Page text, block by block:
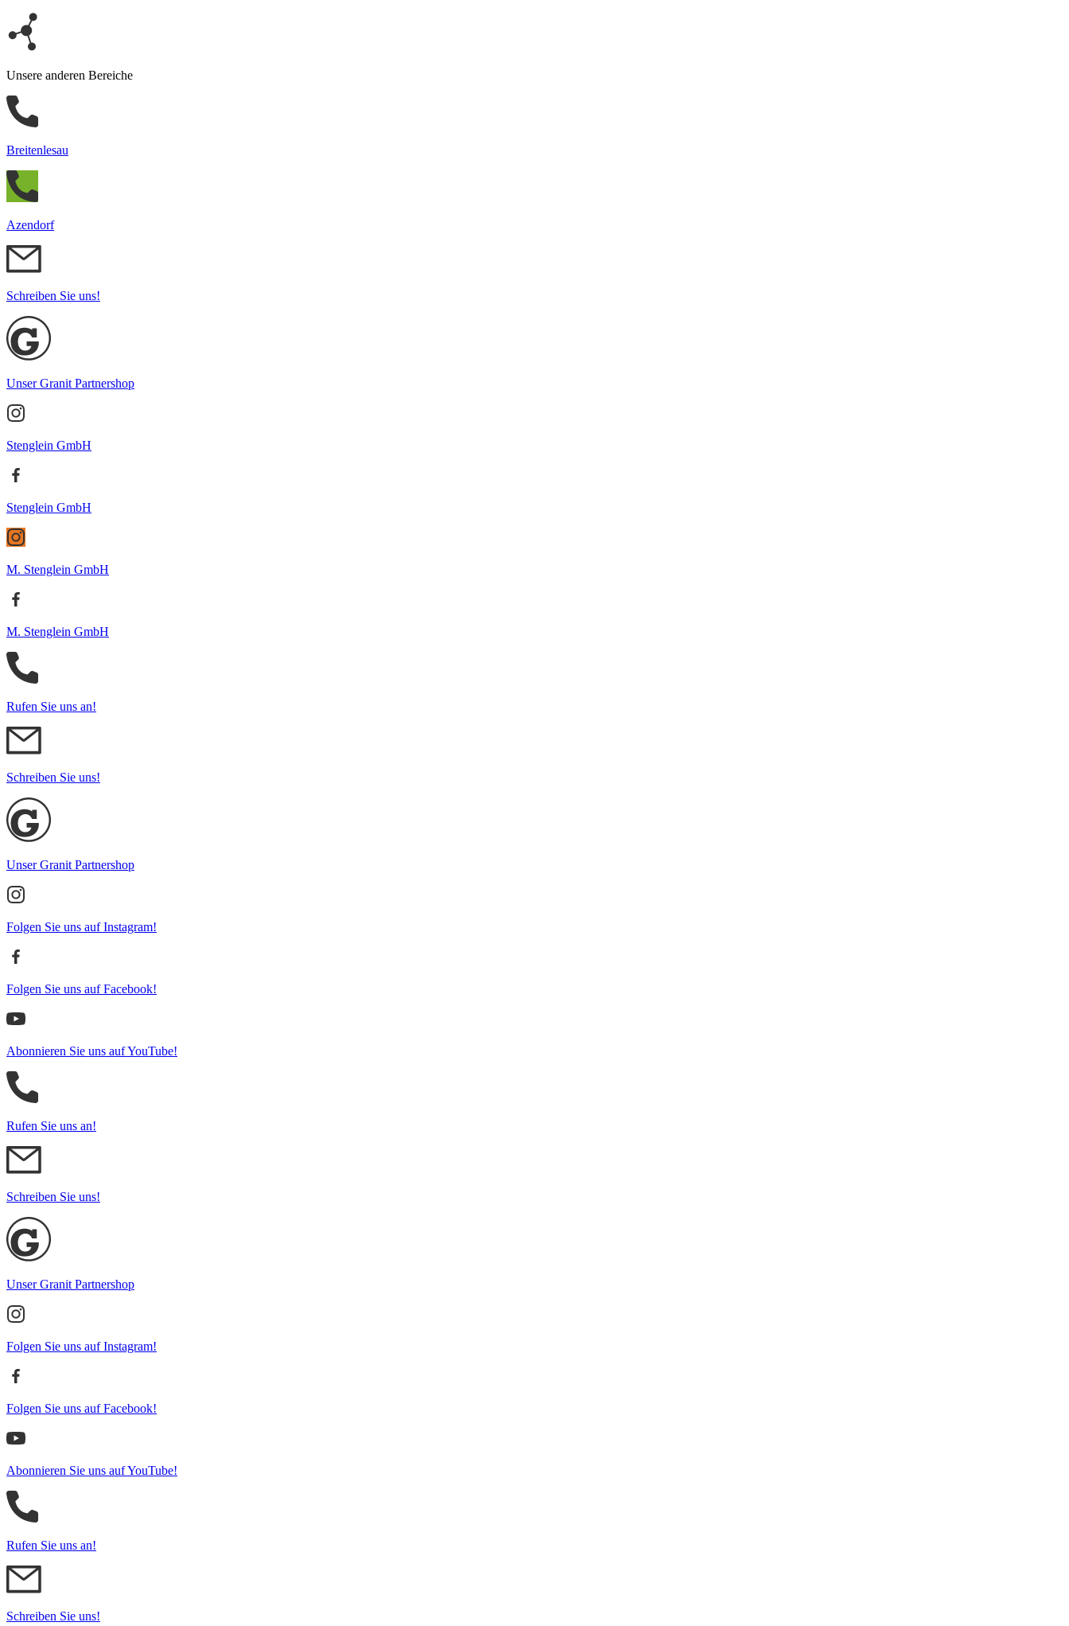
Unsere anderen Bereiche
Breitenlesau
Azendorf
Schreiben Sie uns!
Unser Granit Partnershop
Stenglein GmbH
Stenglein GmbH
M. Stenglein GmbH
M. Stenglein GmbH
Rufen Sie uns an!
Schreiben Sie uns!
Unser Granit Partnershop
Folgen Sie uns auf Instagram!
Folgen Sie uns auf Facebook!
Abonnieren Sie uns auf YouTube!
Rufen Sie uns an!
Schreiben Sie uns!
Unser Granit Partnershop
Folgen Sie uns auf Instagram!
Folgen Sie uns auf Facebook!
Abonnieren Sie uns auf YouTube!
Rufen Sie uns an!
Schreiben Sie uns!